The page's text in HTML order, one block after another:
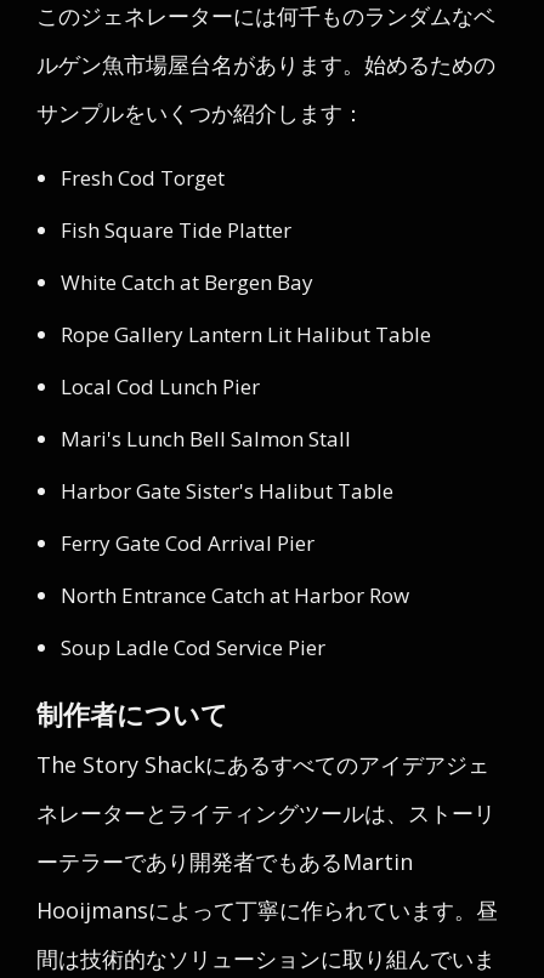
このジェネレーターには何千ものランダムなベ
ルゲン魚市場屋台名があります。始めるための
サンプルをいくつか紹介します：
Fresh Cod Torget
Fish Square Tide Platter
White Catch at Bergen Bay
Rope Gallery Lantern Lit Halibut Table
Local Cod Lunch Pier
Mari's Lunch Bell Salmon Stall
Harbor Gate Sister's Halibut Table
Ferry Gate Cod Arrival Pier
North Entrance Catch at Harbor Row
Soup Ladle Cod Service Pier
制作者について
The Story Shackにあるすべてのアイデアジェ
ネレーターとライティングツールは、ストーリ
ーテラーであり開発者でもあるMartin
Hooijmansによって丁寧に作られています。昼
間は技術的なソリューションに取り組んでいま